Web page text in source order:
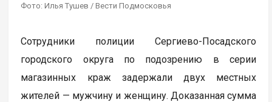
Фото: Илья Тушев / Вести Подмосковья
Сотрудники полиции Сергиево-Посадского
городского округа по подозрению в серии
магазинных краж задержали двух местных
жителей — мужчину и женщину. Доказанная сумма